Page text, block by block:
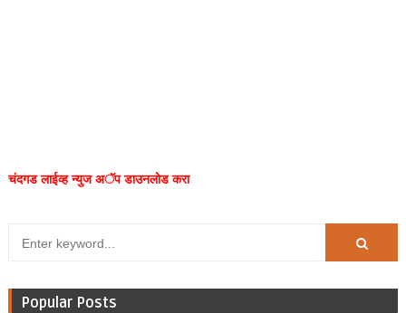
चंदगड लाईव्ह न्युज अॅप डाउनलोड करा
Popular Posts